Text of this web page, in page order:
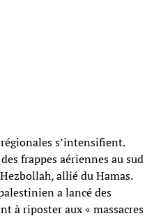
s’intensifient.
frappes aériennes au sud
allié du Hamas.
a lancé des
à riposter aux « massacres